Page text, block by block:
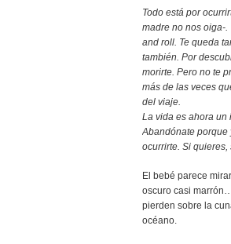
Todo está por
madre no nos oiga-.
and roll. Te queda
también. Por
morirte. Pero no te
más de las veces
del viaje.
La vida es ahora un
Abandónate porque
ocurrirte. Si
El bebé parece
oscuro casi
pierden sobre la
océano.